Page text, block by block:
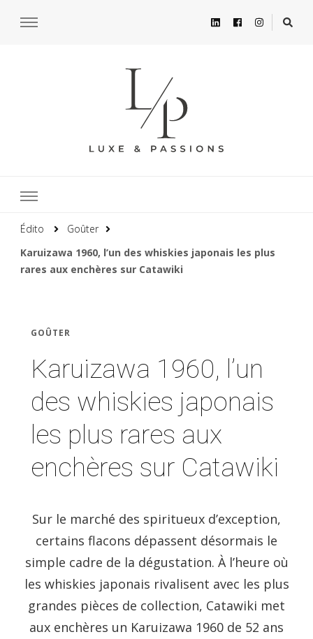
Édito
Goûter
Karuizawa 1960, l’un des whiskies japonais les plus
rares aux enchères sur Catawiki
GOÛTER
Karuizawa 1960, l’un
des whiskies japonais
les plus rares aux
enchères sur Catawiki
Sur le marché des spiritueux d’exception,
certains flacons dépassent désormais le
simple cadre de la dégustation. À l’heure où
les whiskies japonais rivalisent avec les plus
grandes pièces de collection, Catawiki met
aux enchères un Karuizawa 1960 de 52 ans